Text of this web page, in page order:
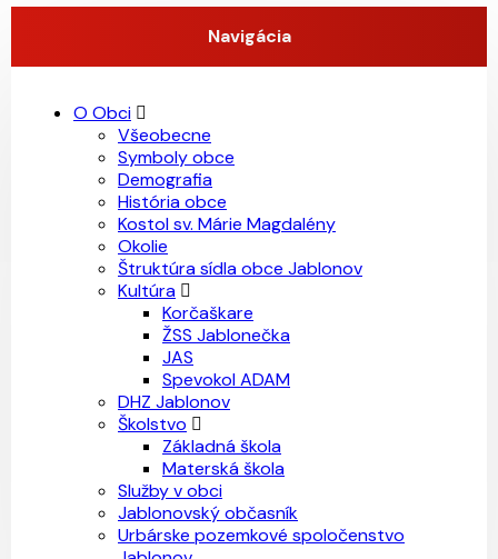
Navigácia
O Obci
Všeobecne
Symboly obce
Demografia
História obce
Kostol sv. Márie Magdalény
Okolie
Štruktúra sídla obce Jablonov
Kultúra
Korčaškare
ŽSS Jablonečka
JAS
Spevokol ADAM
DHZ Jablonov
Školstvo
Základná škola
Materská škola
Služby v obci
Jablonovský občasník
Urbárske pozemkové spoločenstvo